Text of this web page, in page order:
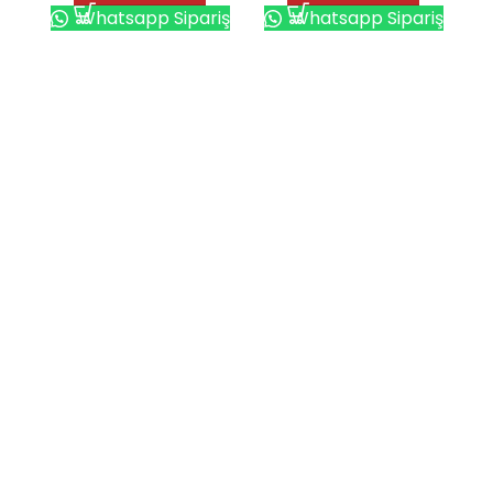
Whatsapp Sipariş Whatsapp Sipariş